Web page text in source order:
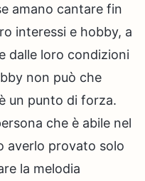
amano cantare fin
interessi e hobby, a
dalle loro condizioni
non può che
un punto di forza.
che è abile nel
averlo provato solo
la melodia